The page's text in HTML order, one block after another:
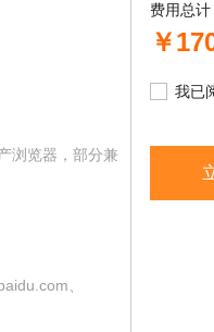
浏览器，部分兼
、
费用总计
￥
我已